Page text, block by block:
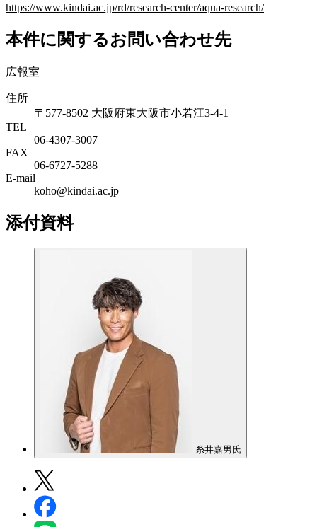
https://www.kindai.ac.jp/rd/research-center/aqua-research/
本件に関するお問い合わせ先
広報室
住所
〒577-8502 大阪府東大阪市小若江3-4-1
TEL
06‐4307‐3007
FAX
06‐6727‐5288
E-mail
koho@kindai.ac.jp
添付資料
糸井嘉男氏